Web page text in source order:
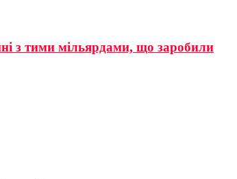
з тими мільярдами, що заробили